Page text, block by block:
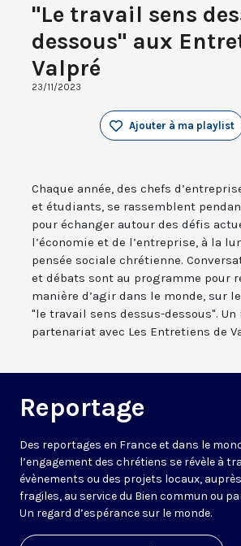
"Le travail sens
dessous" aux
Valpré
23/11/2023
Ajouter à ma playlist
Chaque année, des chefs
et étudiants, se rassemblent
pour échanger autour des défis
l’économie et de l’entreprise, à la
pensée sociale chrétienne.
et débats sont au programme pour
manière d’agir dans le monde, sur
"le travail sens dessus-dessous". Un
partenariat avec Les Entretiens de
Reportage
Des reportages en France et dans le
l’engagement des chrétiens se révèle à
évènements ou des projets locaux,
fragiles, au service du Bien commun ou
Un regard d’espérance sur le monde.